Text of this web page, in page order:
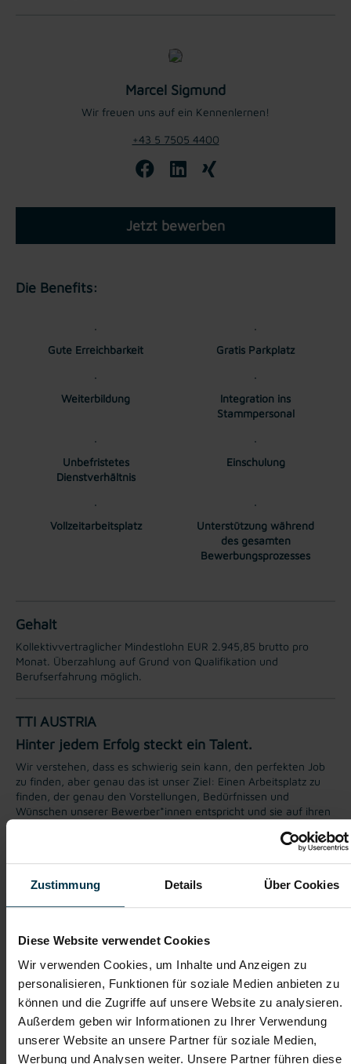
Zustimmung Details Über Cookies
Diese Website verwendet Cookies
Wir verwenden Cookies, um Inhalte und Anzeigen zu
personalisieren, Funktionen für soziale Medien anbieten zu
können und die Zugriffe auf unsere Website zu analysieren.
Außerdem geben wir Informationen zu Ihrer Verwendung
unserer Website an unsere Partner für soziale Medien,
Werbung und Analysen weiter. Unsere Partner führen diese
Marcel Sigmund
Wir freuen uns auf ein Kennenlernen!
+43 5 7505 4400
Jetzt bewerben
Die Benefits:
Gute Erreichbarkeit Gratis Parkplatz
Weiterbildung
Integration ins
Stammpersonal
Unbefristetes
Dienstverhältnis
Einschulung
Vollzeitarbeitsplatz
Unterstützung während
des gesamten
Bewerbungsprozesses
Gehalt
Kollektivvertraglicher Mindestlohn EUR 2.945,85 brutto pro
Monat. Überzahlung auf Grund von Qualifikation und
Berufserfahrung möglich.
TTI AUSTRIA
Hinter jedem Erfolg steckt ein Talent.
Wir verstehen, dass es schwierig sein kann, den perfekten Job
zu finden, aber genau das ist unser Ziel: Einen Arbeitsplatz zu
finden, der genau den Vorstellungen, Bedürfnissen und
Wünschen unserer Bewerber*innen entspricht und sie auf ihren
Mit nur einer Bewerbung bekommt man bei uns Zugang zu
zahlreichen Jobangeboten in verschiedenen Branchen und
Bereichen. Jetzt bewerben und Traumjob finden! Wir freuen
Karriere-Coaching mit der
Zahlreiche Stellenangebote
in der regionalen Wirtschaft
mit nur 1 Bewerbung
Soziale Absicherung durch
TTI-Betriebsrat und
Tolle Aus- und
Weiterbildungsangebote